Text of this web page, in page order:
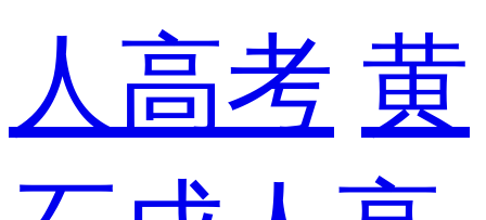
人高考 黄